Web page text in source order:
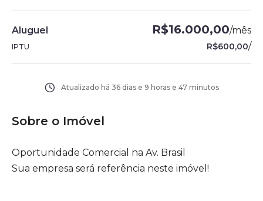
Aluguel R$16.000,00/mês
IPTU R$600,00/
Atualizado há 36 dias e 9 horas e 47 minutos
Sobre o Imóvel
Oportunidade Comercial na Av. Brasil
Sua empresa será referência neste imóvel!